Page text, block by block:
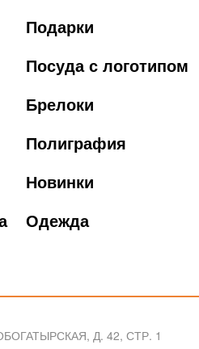
Подарки
Посуда с логотипом
Брелоки
Полиграфия
Новинки
Одежда
Д. 42, СТР. 1